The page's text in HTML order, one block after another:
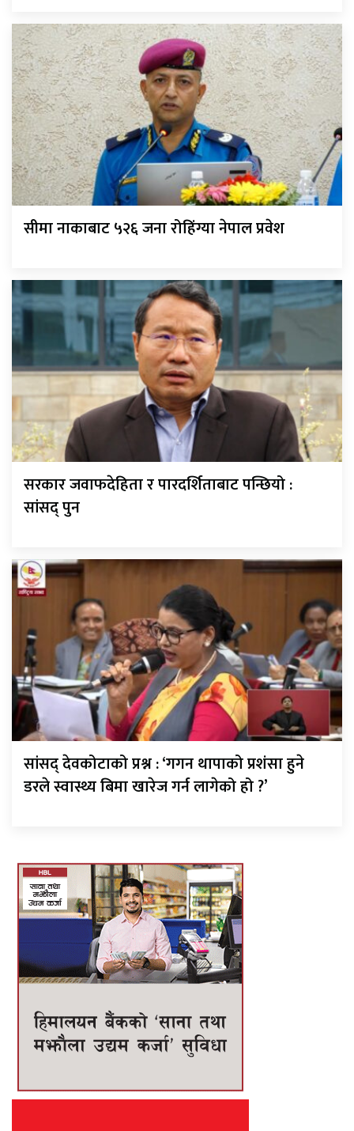
सीमा नाकाबाट ५२६ जना रोहिंग्या नेपाल प्रवेश
सरकार जवाफदेहिता र पारदर्शिताबाट पन्छियो :
सांसद् पुन
सांसद् देवकोटाको प्रश्न : ‘गगन थापाको प्रशंसा हुने
डरले स्वास्थ्य बिमा खारेज गर्न लागेको हो ?’